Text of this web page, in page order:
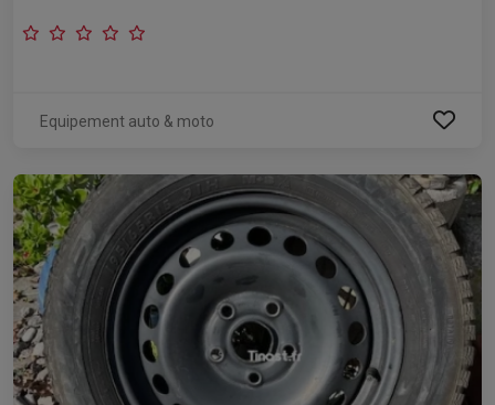
Equipement auto & moto